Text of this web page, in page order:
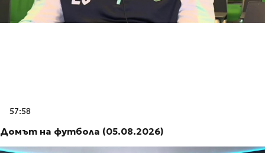
57:58
Домът на футбола (05.08.2026)